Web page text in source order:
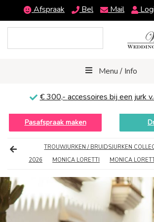
Afspraak Bel Mail
Menu / Info
€ 300,- accessoires bij een jurk
Pasafspraak maken
TROUWJURKEN / BRUIDSJURKEN
2026
MONICA LORETTI MONICA